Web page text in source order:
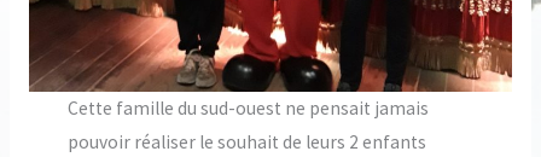
Cette famille du sud-ouest ne pensait jamais
pouvoir réaliser le souhait de leurs 2 enfants